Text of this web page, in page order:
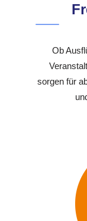
Ob
sorgen für